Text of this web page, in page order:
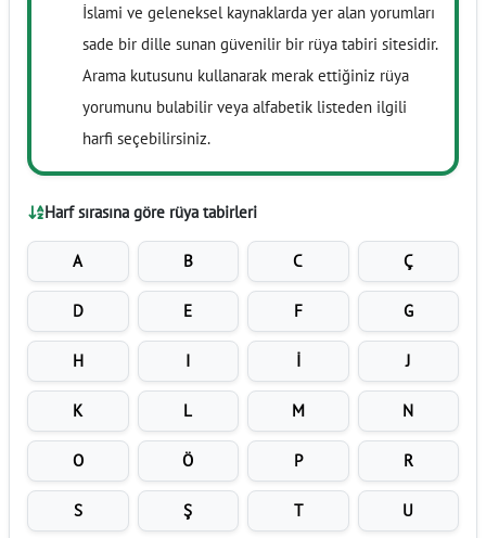
İslami ve geleneksel kaynaklarda yer alan yorumları
sade bir dille sunan güvenilir bir rüya tabiri sitesidir.
Arama kutusunu kullanarak merak ettiğiniz rüya
yorumunu bulabilir veya alfabetik listeden ilgili
harfi seçebilirsiniz.
Harf sırasına göre rüya tabirleri
A B C Ç
D E F G
H I İ J
K L M N
O Ö P R
S Ş T U